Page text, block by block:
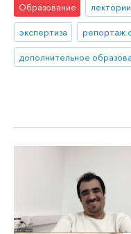
Образование лектории
экспертиза
репортаж
дополнительное